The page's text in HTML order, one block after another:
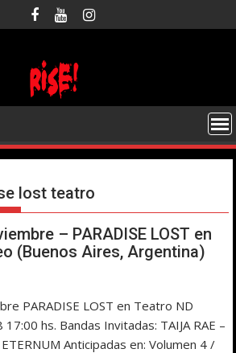
lost teatro
– PARADISE LOST en
(Buenos Aires, Argentina)
PARADISE LOST en Teatro ND
hs. Bandas Invitadas: TAIJA RAE –
Anticipadas en: Volumen 4 /